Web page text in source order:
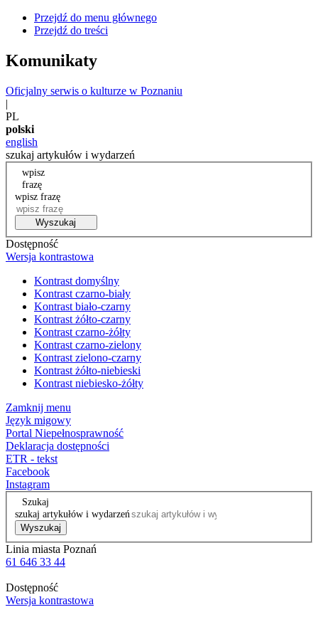
Przejdź do menu głównego
Przejdź do treści
Komunikaty
Oficjalny serwis o kulturze w Poznaniu
|
PL
polski
english
szukaj artykułów i wydarzeń
wpisz
frazę
wpisz frazę
Wyszukaj
Dostępność
Wersja kontrastowa
Kontrast domyślny
Kontrast czarno-biały
Kontrast biało-czarny
Kontrast żółto-czarny
Kontrast czarno-żółty
Kontrast czarno-zielony
Kontrast zielono-czarny
Kontrast żółto-niebieski
Kontrast niebiesko-żółty
Zamknij menu
Język migowy
Portal Niepełnosprawność
Deklaracja dostępności
ETR - tekst
Facebook
Instagram
Szukaj
szukaj artykułów i wydarzeń
Wyszukaj
Linia miasta Poznań
61 646 33 44
Dostępność
Wersja kontrastowa